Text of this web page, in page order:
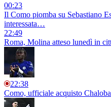
00:23
Il Como piomba su Sebastiano
interessata…
22:49
Roma, Molina atteso lunedì in
22:38
Como, ufficiale acquisto